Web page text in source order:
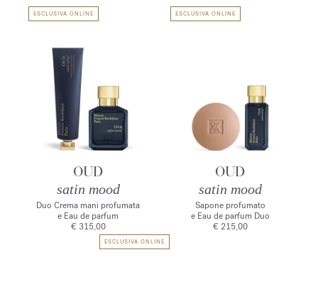
ESCLUSIVA ONLINE
OUD
satin mood
Duo Crema mani profumata
e Eau de parfum
€ 315,00
ESCLUSIVA ONLINE
OUD
satin mood
Sapone profumato
e Eau de parfum Duo
€ 215,00
ESCLUSIVA ONLINE